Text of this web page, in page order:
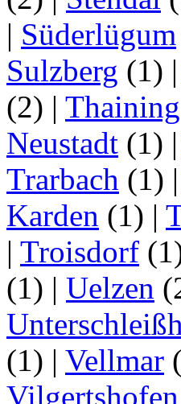
| Süderlügum
Sulzberg (1) |
(2) | Thaining
Neustadt (1) |
Trarbach (1) |
Karden (1) |
| Troisdorf
(1) | Uelzen
(1) | Vellmar
Vilgertshofen